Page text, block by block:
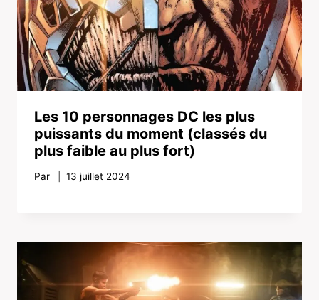
Les 10 personnages DC les plus
puissants du moment (classés du
plus faible au plus fort)
Par 13 juillet 2024